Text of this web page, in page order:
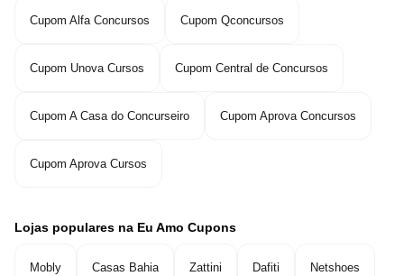
Cupom Alfa Concursos Cupom Qconcursos
Cupom Unova Cursos Cupom Central de Concursos
Cupom A Casa do Concurseiro Cupom Aprova Concursos
Cupom Aprova Cursos
Lojas populares na Eu Amo Cupons
Mobly Casas Bahia Zattini Dafiti Netshoes